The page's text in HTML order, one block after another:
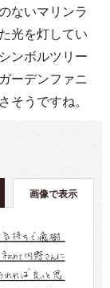
ないマリンラ
光を灯してい
ンボルツリー
ーデンファニ
うですね。
画像で表示